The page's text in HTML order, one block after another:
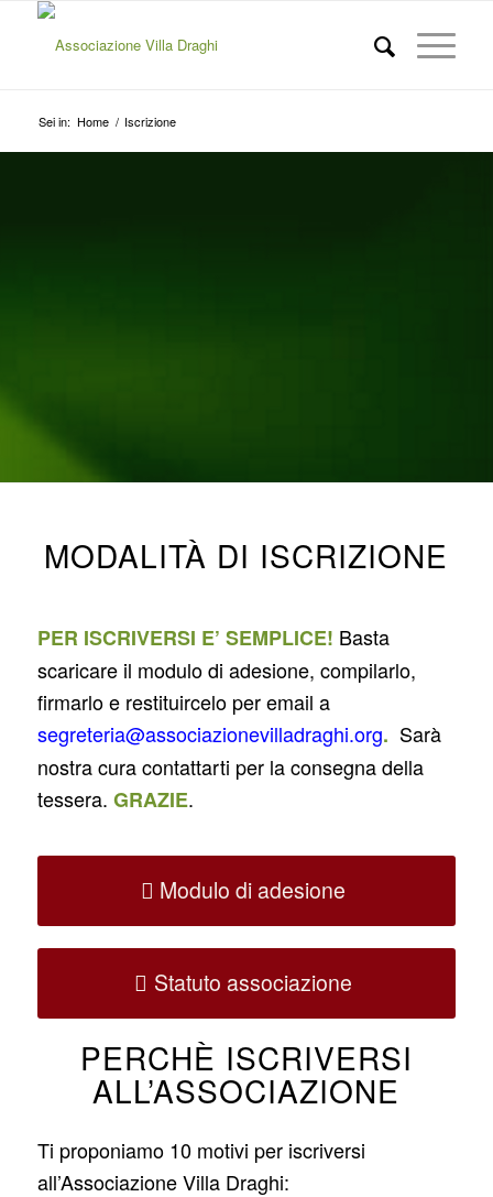
Sei in: Home / Iscrizione
MODALITÀ DI ISCRIZIONE
PER ISCRIVERSI E’ SEMPLICE! Basta
scaricare il modulo di adesione, compilarlo,
firmarlo e restituircelo per email a
segreteria@associazionevilladraghi.org. Sarà
nostra cura contattarti per la consegna della
tessera. GRAZIE.
Modulo di adesione
Statuto associazione
PERCHÈ ISCRIVERSI
ALL’ASSOCIAZIONE
Ti proponiamo 10 motivi per iscriversi
all’Associazione Villa Draghi: